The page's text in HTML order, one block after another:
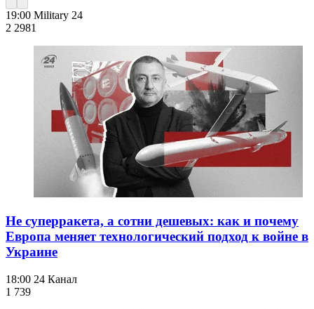
19:00 Military 24
2 2981
Не суперракета, а сотни дешевых: как и почему
Европа меняет технологический подход к войне в
Украине
18:00 24 Канал
1 739